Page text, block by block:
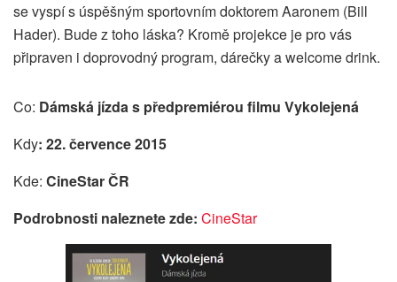
se vyspí s úspěšným sportovním doktorem Aaronem (Bill
Hader). Bude z toho láska? Kromě projekce je pro vás
připraven i doprovodný program, dárečky a welcome drink.
Co: Dámská jízda s předpremiérou filmu Vykolejená
Kdy: 22. července 2015
Kde: CineStar ČR
Podrobnosti naleznete zde: CineStar